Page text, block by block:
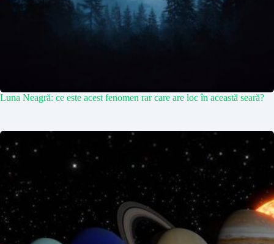
Luna Neagră: ce este acest fenomen rar care are loc în această seară?